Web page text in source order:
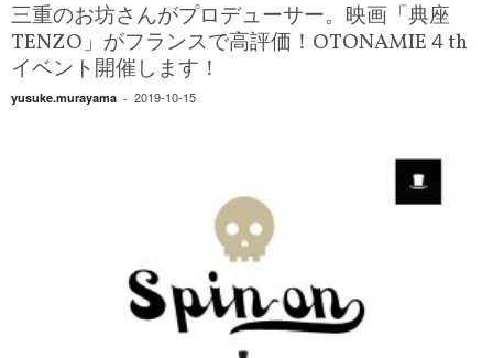
三重のお坊さんがプロデューサー。映画「典座
TENZO」がフランスで高評価！OTONAMIE４th
イベント開催します！
yusuke.murayama - 2019-10-15